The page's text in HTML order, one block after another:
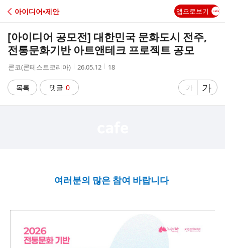
C
A
아이디어•제안 앱으로보기
[아이디어 공모전] 대한민국 문화도시 전주,
전통문화기반 아트앤테크 프로젝트 공모
작
자
콘코(콘테스트코리아)
작
시
간
26.05.12
조
18
목록 댓글 0
글
가
글
자
가
여러분의 많은 참여 바랍니다